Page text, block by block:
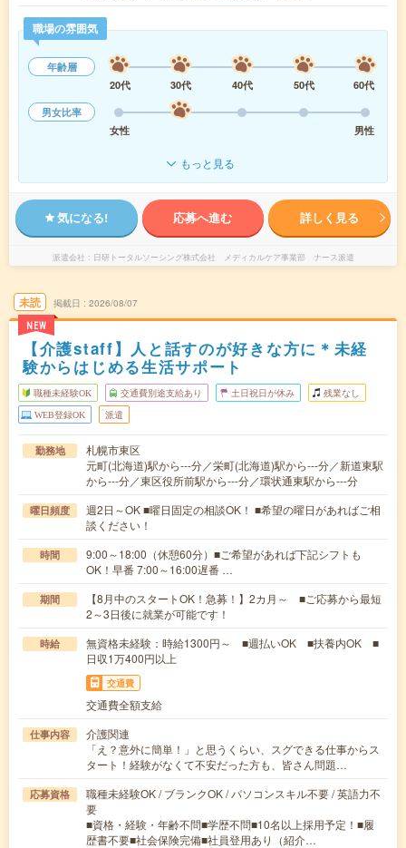
職場の雰囲気
年齢層
20代
30代 40代 50代
60代
男女比率
女性
男性
もっと見る
気になる! 応募へ進む 詳しく見る
派遣会社 日研トータルソーシング株式会社 メディカルケア事業部 ナース派遣
未読
NEW
掲載日 2026/08/07
【介護staff】人と話すのが好きな方に＊未経
験からはじめる生活サポート
職種未経験OK 交通費別途支給あり 土日祝日が休み 残業なし
WEB登録OK 派遣
勤務地
札幌市東区
元町(北海道)駅から---分／栄町(北海道)駅から---分／新道東駅
から---分／東区役所前駅から---分／環状通東駅から---分
曜日頻度
週2日～OK ■曜日固定の相談OK！ ■希望の曜日があればご相
談ください！
時間
9:00～18:00（休憩60分）■ご希望があれば下記シフトも
OK！早番 7:00～16:00遅番 …
期間
【8月中のスタートOK！急募！】2カ月～ ■ご応募から最短
2～3日後に就業が可能です！
時給
無資格未経験：時給1300円～ ■週払いOK ■扶養内OK ■
日収1万400円以上
交通費
交通費全額支給
仕事内容
介護関連
「え？意外に簡単！」と思うくらい、スグできる仕事からス
タート！経験がなくて不安だった方も、皆さん問題…
応募資格
職種未経験OK / ブランクOK / パソコンスキル不要 / 英語力不
要
■資格・経験・年齢不問■学歴不問■10名以上採用予定！■履
歴書不要■社会保険完備■社員登用あり（紹介…